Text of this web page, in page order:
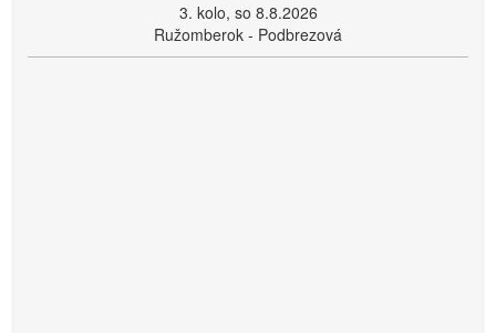
3. kolo, so 8.8.2026
Ružomberok - Podbrezová